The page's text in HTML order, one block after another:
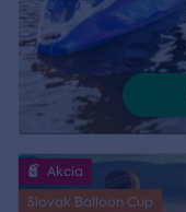
Akcia
Slovak Balloon Cup